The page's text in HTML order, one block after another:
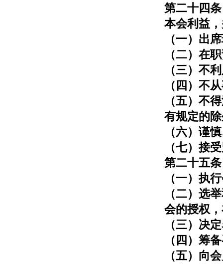
第二十四
本会利益
（一）出
（二）在
（三）不
（四）不
（五）不
有规定的
（六）谨
（七）接
第二十五
（一）执
（二）选
会的授权
（三）决
（四）筹
（五）向